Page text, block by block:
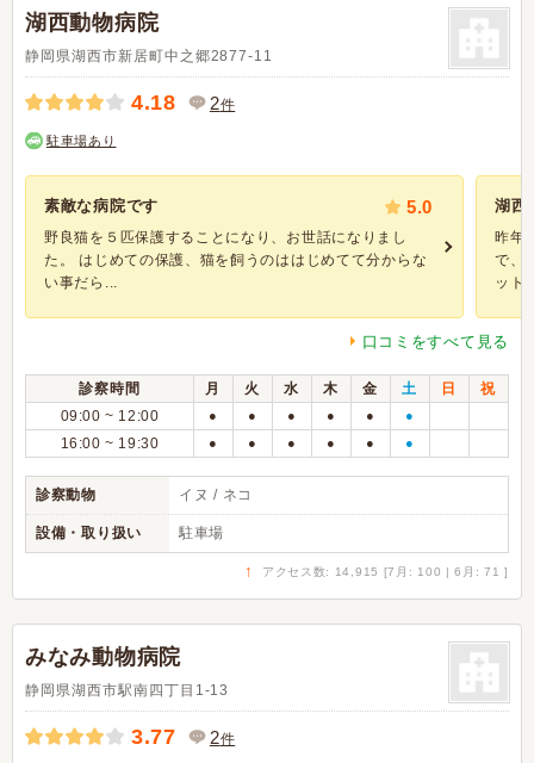
湖西動物病院
静岡県湖西市新居町中之郷2877-11
4.18 2件
駐車場あり
素敵な病院です 5.0
野良猫を５匹保護することになり、お世話になりまし
た。 はじめての保護、猫を飼うのははじめてて分からな
い事だら...
湖西
昨年
で、
ット
口コミをすべて見る
診察時間 月 火 水 木 金 土 日
祝
09:00 ~ 12:00
● ● ● ● ● ●
16:00 ~ 19:30 ● ● ● ● ● ●
診察動物 イヌ / ネコ
設備・取り扱い 駐車場
↑ アクセス数: 14,915 [7月: 100 | 6月: 71 ]
みなみ動物病院
静岡県湖西市駅南四丁目1-13
3.77 2件